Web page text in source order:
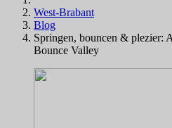
West-Brabant
Blog
Springen, bouncen & plezier:
Bounce Valley